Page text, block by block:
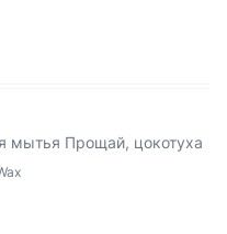
мытья Прощай, цокотуха